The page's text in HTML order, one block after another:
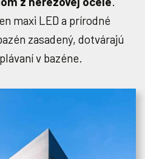
maxi LED a prírodné
zasadený, dotvárajú
v bazéne.